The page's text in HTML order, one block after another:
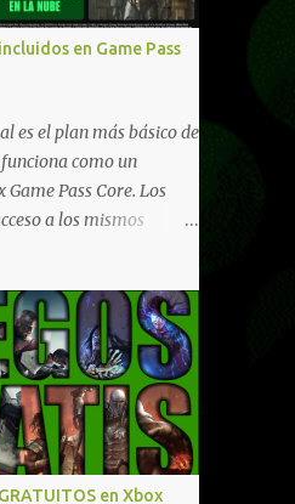
de juegos compatibles
una mano con las
un tutorial extenso o en
todas las dudas
compras en Xbox .
más completo de
xbox.com. El post puede
regulares o cambios
- Colombia Ofertas
Unidos Ofertas -
de Xbox One
Series, a excepción
en Game Pass
es el plan más básico de
como un
Pass Core. Los
a los mismos
anunciados
incluirá como
de ventajas para
to play que están en
desde skins, desbloqueo
de armas hasta
y más para
en Xbox